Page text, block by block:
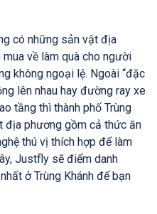
có những sản vật địa
về làm quà cho người
không ngoại lệ. Ngoài “đặc
lên nhau hay đường ray xe
tầng thì thành phố Trùng
địa phương gồm cả thức ăn
thú vị thích hợp để làm
Justfly sẽ điểm danh
ở Trùng Khánh để bạn